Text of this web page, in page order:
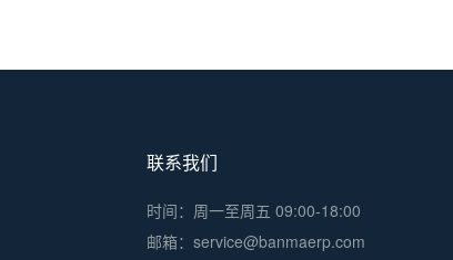
联系我们
时间：周一至周五 09:00-18:00
邮箱：service@banmaerp.com